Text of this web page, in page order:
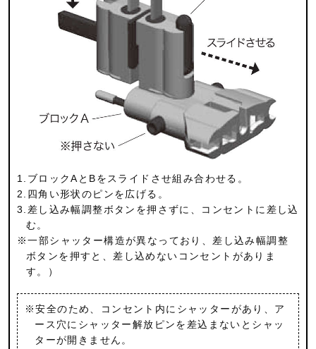
1.ブロックAとBをスライドさせ組み合わせる。
2.四角い形状のピンを広げる。
3.差し込み幅調整ボタンを押さずに、コンセントに差し込
む。
※一部シャッター構造が異なっており、差し込み幅調整
ボタンを押すと、差し込めないコンセントがありま
す。）
※安全のため、コンセント内にシャッターがあり、ア
ース穴にシャッター解放ピンを差込まないとシャッ
ターが開きません。